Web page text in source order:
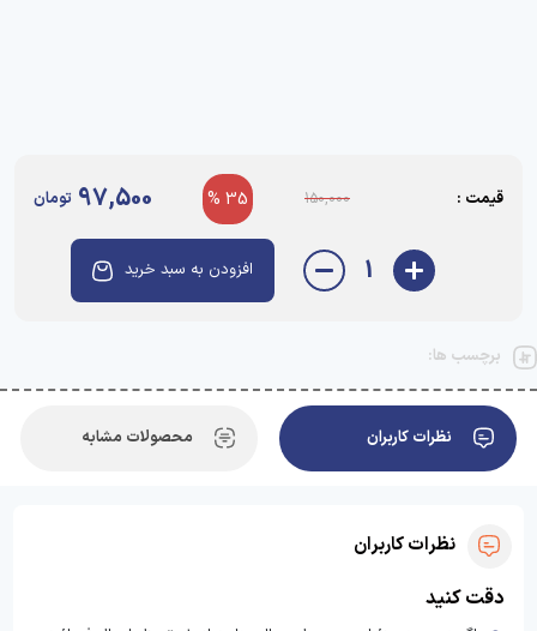
قیمت : 150,000
35 %
97,500 تومان
1 افزودن به سبد خرید
برچسب ها:
نظرات کاربران محصولات مشابه
نظرات کاربران
دقت کنید